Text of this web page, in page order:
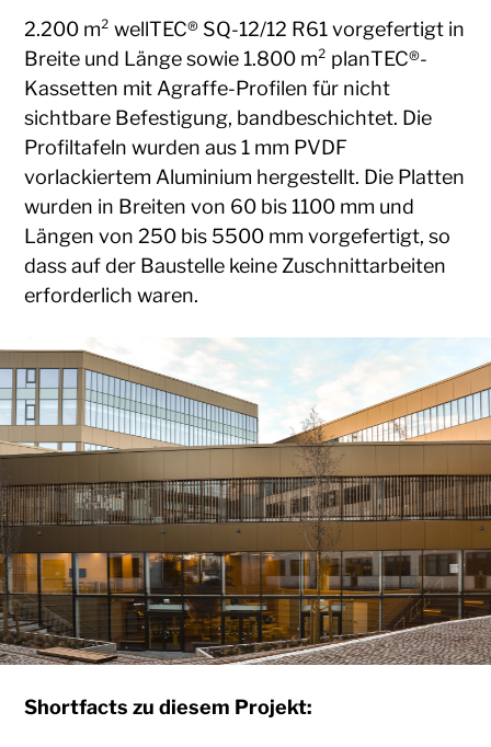
2.200 m² wellTEC® SQ-12/12 R61 vorgefertigt in
Breite und Länge sowie 1.800 m² planTEC®-
Kassetten mit Agraffe-Profilen für nicht
sichtbare Befestigung, bandbeschichtet. Die
Profiltafeln wurden aus 1 mm PVDF
vorlackiertem Aluminium hergestellt. Die Platten
wurden in Breiten von 60 bis 1100 mm und
Längen von 250 bis 5500 mm vorgefertigt, so
dass auf der Baustelle keine Zuschnittarbeiten
erforderlich waren.
Shortfacts zu diesem Projekt: